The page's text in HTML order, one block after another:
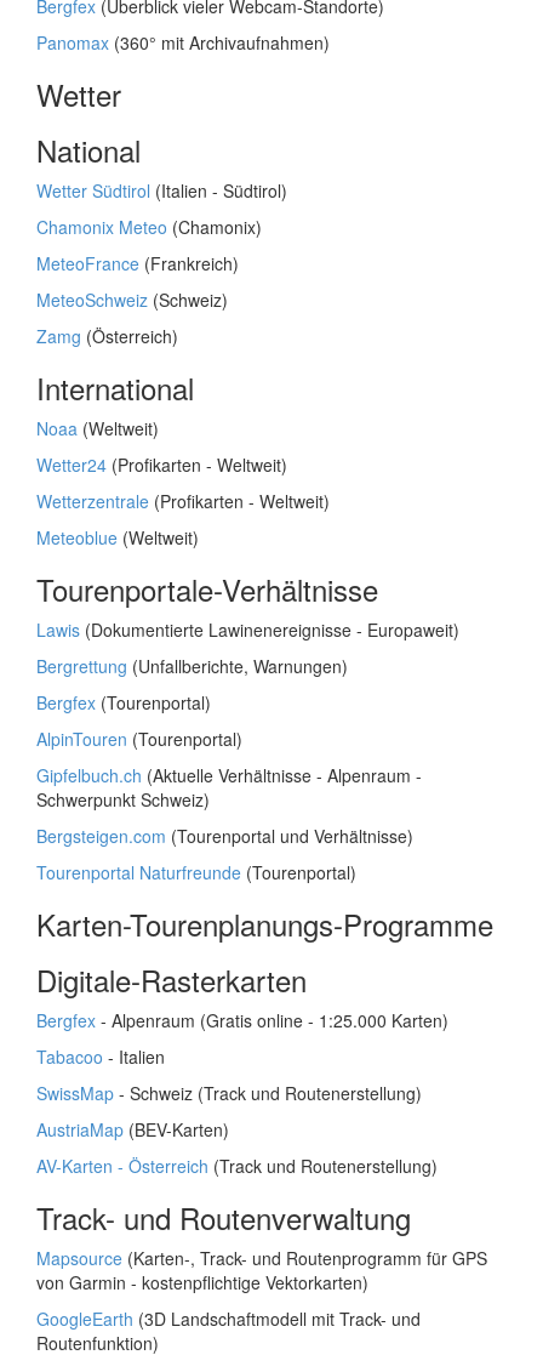
Bergfex (Überblick vieler Webcam-Standorte)
Panomax (360° mit Archivaufnahmen)
Wetter
National
Wetter Südtirol (Italien - Südtirol)
Chamonix Meteo (Chamonix)
MeteoFrance (Frankreich)
MeteoSchweiz (Schweiz)
Zamg (Österreich)
International
Noaa (Weltweit)
Wetter24 (Profikarten - Weltweit)
Wetterzentrale (Profikarten - Weltweit)
Meteoblue (Weltweit)
Tourenportale-Verhältnisse
Lawis (Dokumentierte Lawinenereignisse - Europaweit)
Bergrettung (Unfallberichte, Warnungen)
Bergfex (Tourenportal)
AlpinTouren (Tourenportal)
Gipfelbuch.ch (Aktuelle Verhältnisse - Alpenraum -
Schwerpunkt Schweiz)
Bergsteigen.com (Tourenportal und Verhältnisse)
Tourenportal Naturfreunde (Tourenportal)
Karten-Tourenplanungs-Programme
Digitale-Rasterkarten
Bergfex - Alpenraum (Gratis online - 1:25.000 Karten)
Tabacoo - Italien
SwissMap - Schweiz (Track und Routenerstellung)
AustriaMap (BEV-Karten)
AV-Karten - Österreich (Track und Routenerstellung)
Track- und Routenverwaltung
Mapsource (Karten-, Track- und Routenprogramm für GPS
von Garmin - kostenpflichtige Vektorkarten)
GoogleEarth (3D Landschaftmodell mit Track- und
Routenfunktion)